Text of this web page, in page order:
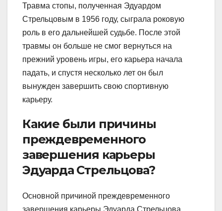
Травма стопы, полученная Эдуардом
Стрельцовым в 1956 году, сыграла роковую
роль в его дальнейшей судьбе. После этой
травмы он больше не смог вернуться на
прежний уровень игры, его карьера начала
падать, и спустя несколько лет он был
вынужден завершить свою спортивную
карьеру.
Какие были причины
преждевременного
завершения карьеры
Эдуарда Стрельцова?
Основной причиной преждевременного
завершения карьеры Эдуарда Стрельцова